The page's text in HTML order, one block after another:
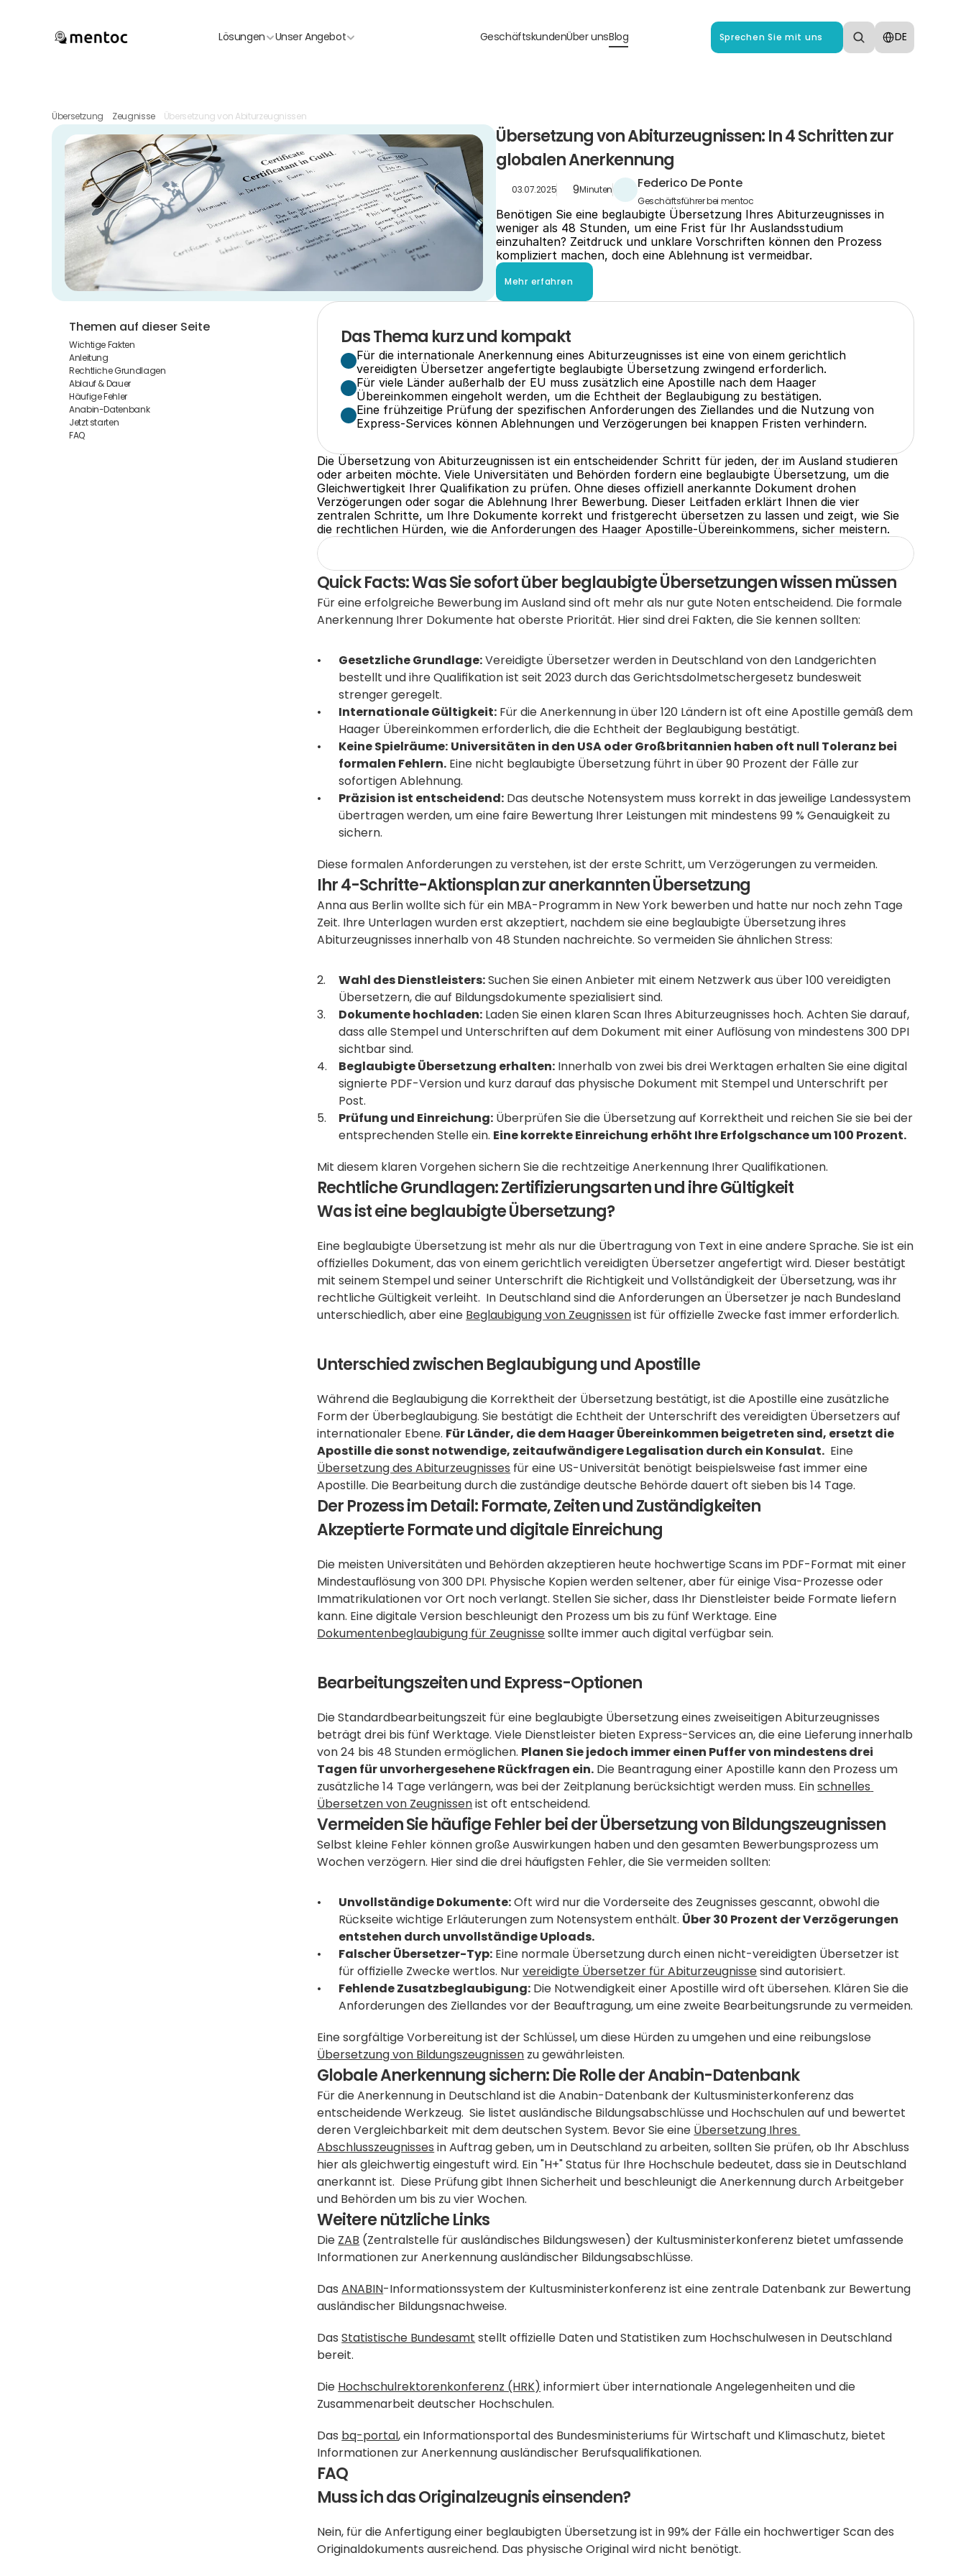
Lösungen Unser Angebot GeschäftskundenÜber unsBlog Sprechen Sie mit uns
Select Language
DE
Übersetzung Zeugnisse Übersetzung von Abiturzeugnissen
Übersetzung von Abiturzeugnissen: In 4 Schritten zur
globalen Anerkennung
03.07.2025 9Minuten Federico De Ponte
Geschäftsführer bei mentoc
Benötigen Sie eine beglaubigte Übersetzung Ihres Abiturzeugnisses in
weniger als 48 Stunden, um eine Frist für Ihr Auslandsstudium
einzuhalten? Zeitdruck und unklare Vorschriften können den Prozess
kompliziert machen, doch eine Ablehnung ist vermeidbar.
Mehr erfahren
Themen auf dieser Seite
Wichtige Fakten
Anleitung
Rechtliche Grundlagen
Ablauf & Dauer
Häufige Fehler
Anabin-Datenbank
Jetzt starten
FAQ
Das Thema kurz und kompakt
Für die internationale Anerkennung eines Abiturzeugnisses ist eine von einem gerichtlich
vereidigten Übersetzer angefertigte beglaubigte Übersetzung zwingend erforderlich.
Für viele Länder außerhalb der EU muss zusätzlich eine Apostille nach dem Haager
Übereinkommen eingeholt werden, um die Echtheit der Beglaubigung zu bestätigen.
Eine frühzeitige Prüfung der spezifischen Anforderungen des Ziellandes und die Nutzung von
Express-Services können Ablehnungen und Verzögerungen bei knappen Fristen verhindern.
Die Übersetzung von Abiturzeugnissen ist ein entscheidender Schritt für jeden, der im Ausland studieren
oder arbeiten möchte. Viele Universitäten und Behörden fordern eine beglaubigte Übersetzung, um die
Gleichwertigkeit Ihrer Qualifikation zu prüfen. Ohne dieses offiziell anerkannte Dokument drohen
Verzögerungen oder sogar die Ablehnung Ihrer Bewerbung. Dieser Leitfaden erklärt Ihnen die vier
zentralen Schritte, um Ihre Dokumente korrekt und fristgerecht übersetzen zu lassen und zeigt, wie Sie
die rechtlichen Hürden, wie die Anforderungen des Haager Apostille-Übereinkommens, sicher meistern.
Quick Facts: Was Sie sofort über beglaubigte Übersetzungen wissen müssen
Für eine erfolgreiche Bewerbung im Ausland sind oft mehr als nur gute Noten entscheidend. Die formale
Anerkennung Ihrer Dokumente hat oberste Priorität. Hier sind drei Fakten, die Sie kennen sollten:
Gesetzliche Grundlage: Vereidigte Übersetzer werden in Deutschland von den Landgerichten
bestellt und ihre Qualifikation ist seit 2023 durch das Gerichtsdolmetschergesetz bundesweit
strenger geregelt.
Internationale Gültigkeit: Für die Anerkennung in über 120 Ländern ist oft eine Apostille gemäß dem
Haager Übereinkommen erforderlich, die die Echtheit der Beglaubigung bestätigt.
Keine Spielräume: Universitäten in den USA oder Großbritannien haben oft null Toleranz bei
formalen Fehlern. Eine nicht beglaubigte Übersetzung führt in über 90 Prozent der Fälle zur
sofortigen Ablehnung.
Präzision ist entscheidend: Das deutsche Notensystem muss korrekt in das jeweilige Landessystem
übertragen werden, um eine faire Bewertung Ihrer Leistungen mit mindestens 99 % Genauigkeit zu
sichern.
Diese formalen Anforderungen zu verstehen, ist der erste Schritt, um Verzögerungen zu vermeiden.
Ihr 4-Schritte-Aktionsplan zur anerkannten Übersetzung
Anna aus Berlin wollte sich für ein MBA-Programm in New York bewerben und hatte nur noch zehn Tage
Zeit. Ihre Unterlagen wurden erst akzeptiert, nachdem sie eine beglaubigte Übersetzung ihres
Abiturzeugnisses innerhalb von 48 Stunden nachreichte. So vermeiden Sie ähnlichen Stress:
Wahl des Dienstleisters: Suchen Sie einen Anbieter mit einem Netzwerk aus über 100 vereidigten
Übersetzern, die auf Bildungsdokumente spezialisiert sind.
Dokumente hochladen: Laden Sie einen klaren Scan Ihres Abiturzeugnisses hoch. Achten Sie darauf,
dass alle Stempel und Unterschriften auf dem Dokument mit einer Auflösung von mindestens 300 DPI
sichtbar sind.
Beglaubigte Übersetzung erhalten: Innerhalb von zwei bis drei Werktagen erhalten Sie eine digital
signierte PDF-Version und kurz darauf das physische Dokument mit Stempel und Unterschrift per
Post.
Prüfung und Einreichung: Überprüfen Sie die Übersetzung auf Korrektheit und reichen Sie sie bei der
entsprechenden Stelle ein. Eine korrekte Einreichung erhöht Ihre Erfolgschance um 100 Prozent.
Mit diesem klaren Vorgehen sichern Sie die rechtzeitige Anerkennung Ihrer Qualifikationen.
Rechtliche Grundlagen: Zertifizierungsarten und ihre Gültigkeit
Was ist eine beglaubigte Übersetzung?
Eine beglaubigte Übersetzung ist mehr als nur die Übertragung von Text in eine andere Sprache. Sie ist ein
offizielles Dokument, das von einem gerichtlich vereidigten Übersetzer angefertigt wird. Dieser bestätigt
mit seinem Stempel und seiner Unterschrift die Richtigkeit und Vollständigkeit der Übersetzung, was ihr
rechtliche Gültigkeit verleiht.  In Deutschland sind die Anforderungen an Übersetzer je nach Bundesland
unterschiedlich, aber eine Beglaubigung von Zeugnissen ist für offizielle Zwecke fast immer erforderlich.
Unterschied zwischen Beglaubigung und Apostille
Während die Beglaubigung die Korrektheit der Übersetzung bestätigt, ist die Apostille eine zusätzliche
Form der Überbeglaubigung. Sie bestätigt die Echtheit der Unterschrift des vereidigten Übersetzers auf
internationaler Ebene. Für Länder, die dem Haager Übereinkommen beigetreten sind, ersetzt die
Apostille die sonst notwendige, zeitaufwändigere Legalisation durch ein Konsulat.
Übersetzung des Abiturzeugnisses für eine US-Universität benötigt beispielsweise fast immer eine
Apostille. Die Bearbeitung durch die zuständige deutsche Behörde dauert oft sieben bis 14 Tage.
Der Prozess im Detail: Formate, Zeiten und Zuständigkeiten
Akzeptierte Formate und digitale Einreichung
Die meisten Universitäten und Behörden akzeptieren heute hochwertige Scans im PDF-Format mit einer
Mindestauflösung von 300 DPI. Physische Kopien werden seltener, aber für einige Visa-Prozesse oder
Immatrikulationen vor Ort noch verlangt. Stellen Sie sicher, dass Ihr Dienstleister beide Formate liefern
Dokumentenbeglaubigung für Zeugnisse sollte immer auch digital verfügbar sein.
Bearbeitungszeiten und Express-Optionen
Die Standardbearbeitungszeit für eine beglaubigte Übersetzung eines zweiseitigen Abiturzeugnisses
beträgt drei bis fünf Werktage. Viele Dienstleister bieten Express-Services an, die eine Lieferung innerhalb
von 24 bis 48 Stunden ermöglichen. Planen Sie jedoch immer einen Puffer von mindestens drei
Tagen für unvorhergesehene Rückfragen ein. Die Beantragung einer Apostille kann den Prozess um
zusätzliche 14 Tage verlängern, was bei der Zeitplanung berücksichtigt werden muss. Ein schnelles
Übersetzen von Zeugnissen ist oft entscheidend.
Vermeiden Sie häufige Fehler bei der Übersetzung von Bildungszeugnissen
Selbst kleine Fehler können große Auswirkungen haben und den gesamten Bewerbungsprozess um
Wochen verzögern. Hier sind die drei häufigsten Fehler, die Sie vermeiden sollten:
Unvollständige Dokumente: Oft wird nur die Vorderseite des Zeugnisses gescannt, obwohl die
Rückseite wichtige Erläuterungen zum Notensystem enthält. Über 30 Prozent der Verzögerungen
entstehen durch unvollständige Uploads.
Falscher Übersetzer-Typ: Eine normale Übersetzung durch einen nicht-vereidigten Übersetzer ist
für offizielle Zwecke wertlos. Nur vereidigte Übersetzer für Abiturzeugnisse sind autorisiert.
Fehlende Zusatzbeglaubigung: Die Notwendigkeit einer Apostille wird oft übersehen. Klären Sie die
Anforderungen des Ziellandes vor der Beauftragung, um eine zweite Bearbeitungsrunde zu vermeiden.
Übersetzung von Bildungszeugnissen zu gewährleisten.
Globale Anerkennung sichern: Die Rolle der Anabin-Datenbank
Für die Anerkennung in Deutschland ist die Anabin-Datenbank der Kultusministerkonferenz das
entscheidende Werkzeug.  Sie listet ausländische Bildungsabschlüsse und Hochschulen auf und bewertet
deren Vergleichbarkeit mit dem deutschen System. Bevor Sie eine Übersetzung Ihres
Abschlusszeugnisses in Auftrag geben, um in Deutschland zu arbeiten, sollten Sie prüfen, ob Ihr Abschluss
hier als gleichwertig eingestuft wird. Ein "H+" Status für Ihre Hochschule bedeutet, dass sie in Deutschland
anerkannt ist.  Diese Prüfung gibt Ihnen Sicherheit und beschleunigt die Anerkennung durch Arbeitgeber
und Behörden um bis zu vier Wochen.
Weitere nützliche Links
Die ZAB (Zentralstelle für ausländisches Bildungswesen) der Kultusministerkonferenz bietet umfassende
Informationen zur Anerkennung ausländischer Bildungsabschlüsse.
Das ANABIN-Informationssystem der Kultusministerkonferenz ist eine zentrale Datenbank zur Bewertung
ausländischer Bildungsnachweise.
Das Statistische Bundesamt stellt offizielle Daten und Statistiken zum Hochschulwesen in Deutschland
bereit.
Die Hochschulrektorenkonferenz (HRK) informiert über internationale Angelegenheiten und die
Zusammenarbeit deutscher Hochschulen.
Das bq-portal, ein Informationsportal des Bundesministeriums für Wirtschaft und Klimaschutz, bietet
Informationen zur Anerkennung ausländischer Berufsqualifikationen.
FAQ
Muss ich das Originalzeugnis einsenden?
Nein, für die Anfertigung einer beglaubigten Übersetzung ist in 99% der Fälle ein hochwertiger Scan des
Originaldokuments ausreichend. Das physische Original wird nicht benötigt.